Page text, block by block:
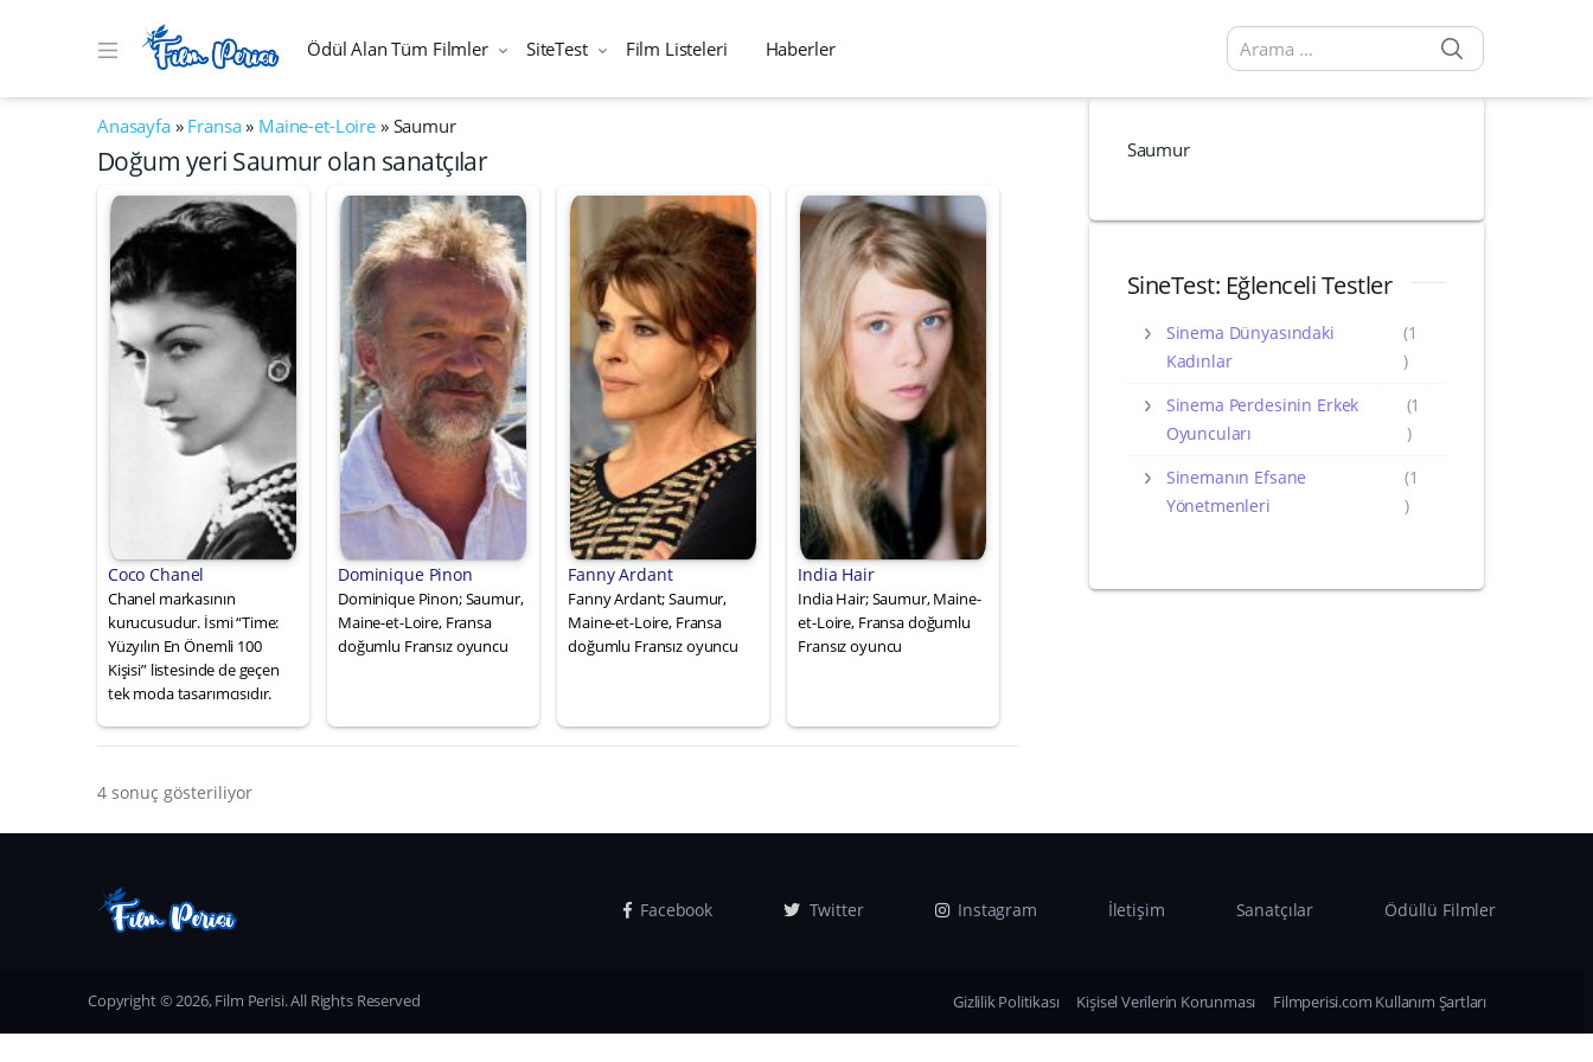
Ödül Alan Tüm Filmler SiteTest Film Listeleri Haberler
Arama sonuçları:
Anasayfa» Fransa» Maine-et-Loire» Saumur
Doğum yeri Saumur olan sanatçılar
Coco Chanel
Chanel markasının
kurucusudur. İsmi “Time:
Yüzyılın En Önemli 100
Kişisi” listesinde de geçen
tek moda tasarımcısıdır.
Dominique Pinon
Dominique Pinon; Saumur,
Maine-et-Loire, Fransa
doğumlu Fransız oyuncu
Fanny Ardant
Fanny Ardant; Saumur,
Maine-et-Loire, Fransa
doğumlu Fransız oyuncu
India Hair
India Hair; Saumur, Maine-
et-Loire, Fransa doğumlu
Fransız oyuncu
4 sonuç gösteriliyor
Saumur
SineTest: Eğlenceli Testler
Sinema Dünyasındaki
Kadınlar
(1
)
Sinema Perdesinin Erkek
Oyuncuları
(1
)
Sinemanın Efsane
Yönetmenleri
(1
)
Facebook Twitter Instagram İletişim Sanatçılar Ödüllü Filmler
Copyright © 2026, Film Perisi. All Rights Reserved Gizlilik Politikası Kişisel Verilerin Korunması Filmperisi.com Kullanım Şartları